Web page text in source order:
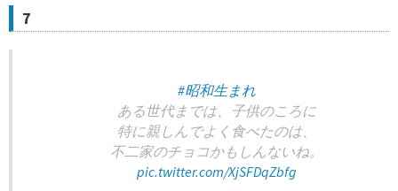
7
#昭和生まれ
ある世代までは、子供のころに
特に親しんでよく食べたのは、
不二家のチョコかもしんないね。
pic.twitter.com/XjSFDqZbfg